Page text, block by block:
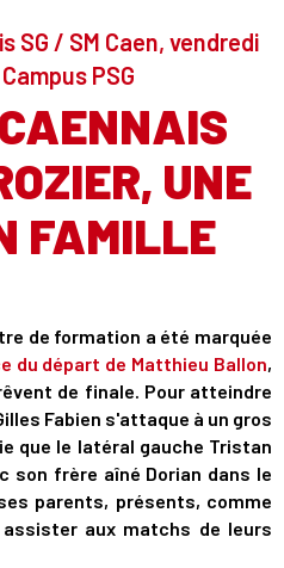
SG / SM Caen, vendredi
PSG
UNE
FAMILLE
de formation a été marquée
du départ de Matthieu Ballon,
de finale. Pour atteindre
Fabien s'attaque à un gros
que le latéral gauche Tristan
son frère aîné Dorian dans le
parents, présents, comme
aux matchs de leurs